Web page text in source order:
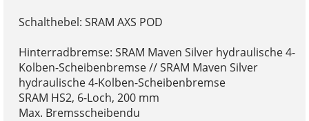
Schalthebel: SRAM AXS POD
Hinterradbremse: SRAM Maven Silver hydraulische 4-
Kolben-Scheibenbremse // SRAM Maven Silver
hydraulische 4-Kolben-Scheibenbremse
SRAM HS2, 6-Loch, 200 mm
Max. Bremsscheibendu